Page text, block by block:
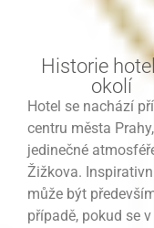
Historie
okolí
Hotel se nachází
centru města
jedinečné
Žižkova.
může být
případě, pokud se v